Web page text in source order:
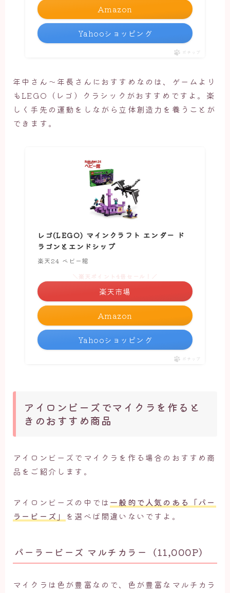
Amazon
Yahooショッピング
ポチップ
年中さん～年長さんにおすすめなのは、ゲームより
もLEGO（レゴ）クラシックがおすすめですよ。楽
しく手先の運動をしながら立体創造力を養うことが
できます。
レゴ(LEGO) マインクラフト エンダー ド
ラゴンとエンドシップ
楽天24 ベビー館
Amazon
楽天市場
Yahooショッピング
ポチップ
アイロンビーズでマイクラを作ると
きのおすすめ商品
アイロンビーズでマイクラを作る場合のおすすめ商
品をご紹介します。
アイロンビーズの中では一般的で人気のある「パー
ラービーズ」 を選べば間違いないですよ。
パーラービーズ マルチカラー（11,000P）
マイクラは色が豊富なので、色が豊富なマルチカラ